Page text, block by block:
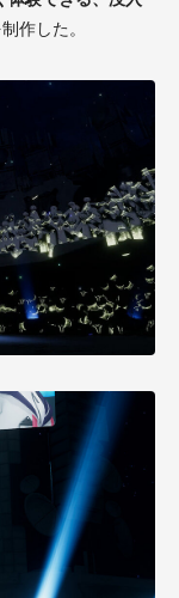
作した。